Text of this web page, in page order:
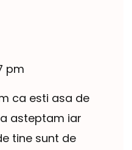
pm
ca esti asa de
asteptam iar
tine sunt de